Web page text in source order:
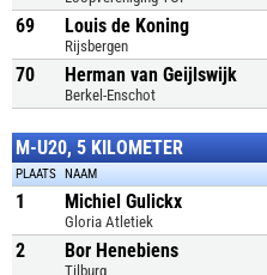
69 Louis de Koning
Rijsbergen
70 Herman van Geijlswijk
Berkel-Enschot
M-U20, 5 KILOMETER
PLAATS NAAM
1 Michiel Gulickx
Gloria Atletiek
2 Bor Henebiens
Tilburg